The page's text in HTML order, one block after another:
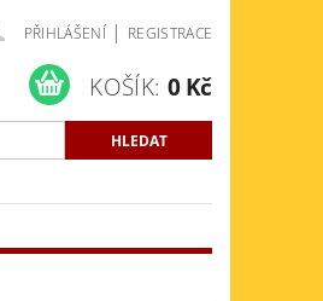
PŘIHLÁŠENÍ | REGISTRACE
KOŠÍK: 0 Kč